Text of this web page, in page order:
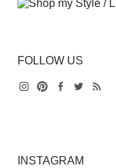
FOLLOW US
INSTAGRAM